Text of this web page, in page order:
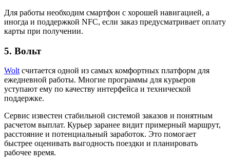
Для работы необходим смартфон с хорошей навигацией, а
иногда и поддержкой NFC, если заказ предусматривает оплату
карты при получении.
5. Вольт
Wolt считается одной из самых комфортных платформ для
ежедневной работы. Многие программы для курьеров
уступают ему по качеству интерфейса и технической
поддержке.
Сервис известен стабильной системой заказов и понятным
расчетом выплат. Курьер заранее видит примерный маршрут,
расстояние и потенциальный заработок. Это помогает
быстрее оценивать выгодность поездки и планировать
рабочее время.